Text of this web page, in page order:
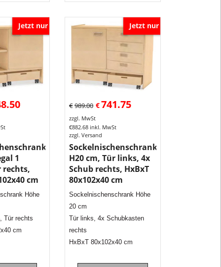
Jetzt nur
1
rechts,
cm
Höhe
Tür rechts
cm
Jetzt nur
€989.00 €741.75
zzgl. MwSt
€882.68 inkl. MwSt
zzgl. Versand
Sockelnischenschrank
H20 cm, Tür links, 4x
Schub rechts, HxBxT
80x102x40 cm
Sockelnischenschrank Höhe
20 cm
Tür links, 4x Schubkasten
rechts
HxBxT 80x102x40 cm